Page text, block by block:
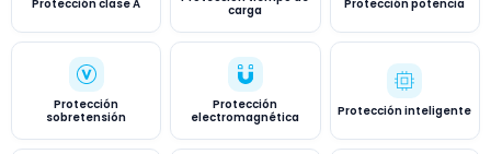
Protección clase A
carga
Protección potencia
Protección
sobretensión
Protección
electromagnética
Protección inteligente